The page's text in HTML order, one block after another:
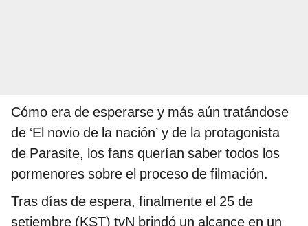
Cómo era de esperarse y más aún tratándose
de ‘El novio de la nación’ y de la protagonista
de Parasite, los fans querían saber todos los
pormenores sobre el proceso de filmación.
Tras días de espera, finalmente el 25 de
setiembre (KST) tvN brindó un alcance en un